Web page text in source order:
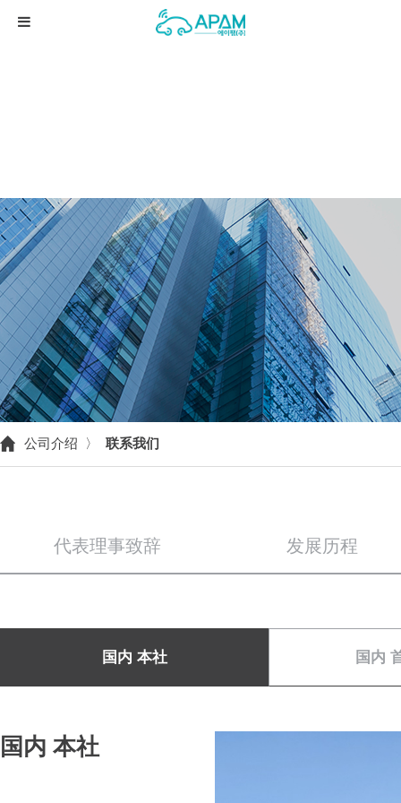
公司介绍 〉 联系我们
代表理事致辞 发展历程
国内 本社 国内
国内 本社